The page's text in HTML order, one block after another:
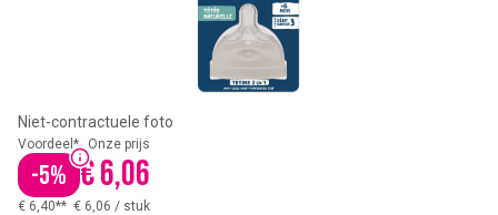
Niet-contractuele foto
Voordeel*
-5%
Onze prijs
€ 6,06
€ 6,40** € 6,06 / stuk